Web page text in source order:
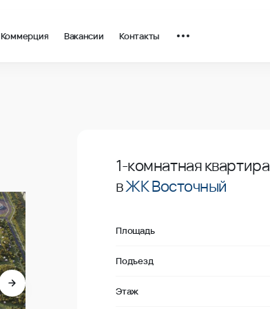
Коммерция Вакансии Контакты
1-комнатная квартира
вЖК Восточный
Площадь
Подъезд
Этаж